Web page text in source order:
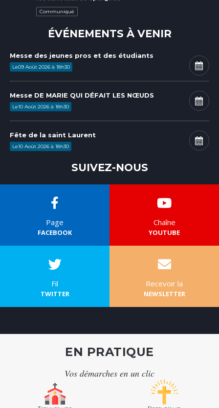
Communiqué
ÉVÉNEMENTS À VENIR
Messe des jeunes pros et des étudiants
Le09 Août 2026 à 18h30
Messe DE MARIE QUI DÉFAIT LES NŒUDS
Le10 Août 2026 à 18h30
Fête de la saint Laurent
Le10 Août 2026 à 18h30
SUIVEZ-NOUS
Page
FACEBOOK
Chaîne
YOUTUBE
Fil
TWITTER
Recevoir la
NEWSLETTER
EN PRATIQUE
Vos démarches en un clic